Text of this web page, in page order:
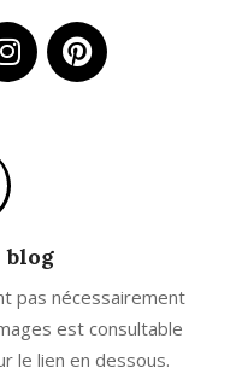
blog
pas nécessairement
est consultable
le lien en dessous.